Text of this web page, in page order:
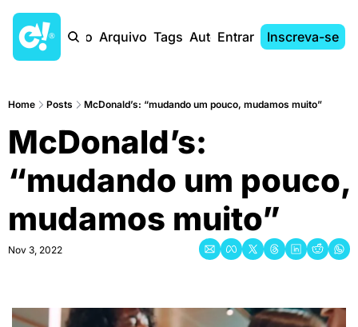
Início Arquivo Tags AutoresEntrar Inscreva-se
Home Posts McDonald’s: “mudando um pouco, mudamos muito”
McDonald’s:
“mudando um pouco,
mudamos muito”
Nov 3, 2022